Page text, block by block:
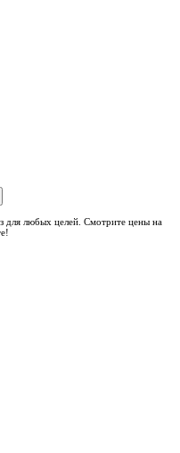
для любых целей. Смотрите цены на